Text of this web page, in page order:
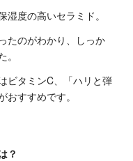
度の高いセラミド。
たのがわかり、しっか
ビタミンC、「ハリと弾
すすめです。
？